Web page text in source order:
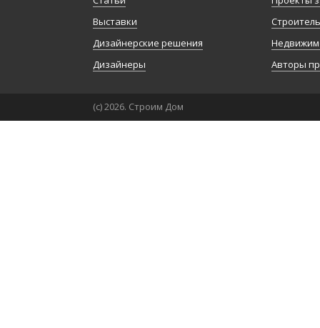
Выставки
Дизайнерские решения
Дизайнеры
Авторы
(с) 2026. Строим Дом